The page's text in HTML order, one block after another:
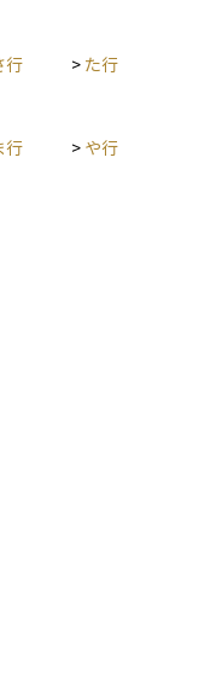
行 > た行
行 > や行